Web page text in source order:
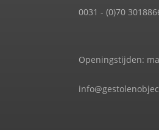
0031 - (0)70
Openingstijden: